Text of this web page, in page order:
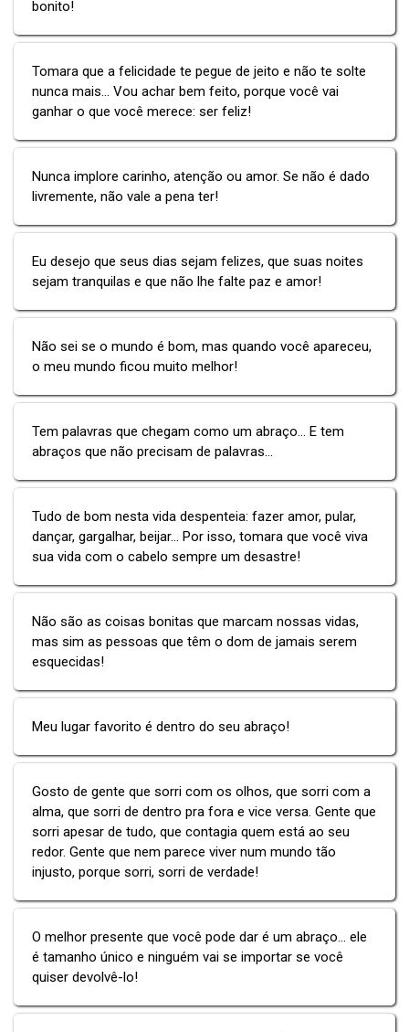
bonito!
Tomara que a felicidade te pegue de jeito e não te solte
nunca mais... Vou achar bem feito, porque você vai
ganhar o que você merece: ser feliz!
Nunca implore carinho, atenção ou amor. Se não é dado
livremente, não vale a pena ter!
Eu desejo que seus dias sejam felizes, que suas noites
sejam tranquilas e que não lhe falte paz e amor!
Não sei se o mundo é bom, mas quando você apareceu,
o meu mundo ficou muito melhor!
Tem palavras que chegam como um abraço... E tem
abraços que não precisam de palavras...
Tudo de bom nesta vida despenteia: fazer amor, pular,
dançar, gargalhar, beijar... Por isso, tomara que você viva
sua vida com o cabelo sempre um desastre!
Não são as coisas bonitas que marcam nossas vidas,
mas sim as pessoas que têm o dom de jamais serem
esquecidas!
Meu lugar favorito é dentro do seu abraço!
Gosto de gente que sorri com os olhos, que sorri com a
alma, que sorri de dentro pra fora e vice versa. Gente que
sorri apesar de tudo, que contagia quem está ao seu
redor. Gente que nem parece viver num mundo tão
injusto, porque sorri, sorri de verdade!
O melhor presente que você pode dar é um abraço... ele
é tamanho único e ninguém vai se importar se você
quiser devolvê-lo!